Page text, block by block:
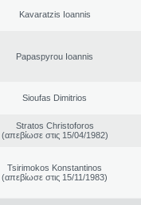
Kavaratzis Ioannis
Papaspyrou Ioannis
Sioufas Dimitrios
Stratos Christoforos
(απεβίωσε στις 15/04/1982)
Tsirimokos Konstantinos
(απεβίωσε στις 15/11/1983)